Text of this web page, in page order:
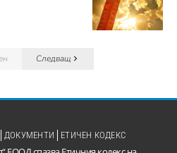
Следващ
ДОКУМЕНТИ ЕТИЧЕН КОДЕКС